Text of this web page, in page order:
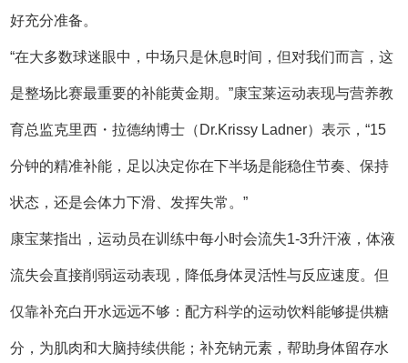
好充分准备。
“在大多数球迷眼中，中场只是休息时间，但对我们而言，这
是整场比赛最重要的补能黄金期。”康宝莱运动表现与营养教
育总监克里西・拉德纳博士（Dr.Krissy Ladner）表示，“15
分钟的精准补能，足以决定你在下半场是能稳住节奏、保持
状态，还是会体力下滑、发挥失常。”
康宝莱指出，运动员在训练中每小时会流失1-3升汗液，体液
流失会直接削弱运动表现，降低身体灵活性与反应速度。但
仅靠补充白开水远远不够：配方科学的运动饮料能够提供糖
分，为肌肉和大脑持续供能；补充钠元素，帮助身体留存水